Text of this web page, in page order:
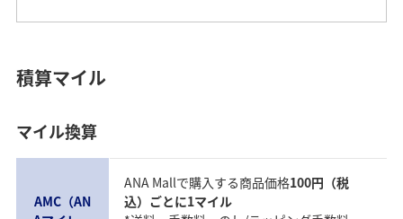
積算マイル
マイル換算
AMC（AN
ANA Mallで購入する商品価格100円（税
込）ごとに1マイル